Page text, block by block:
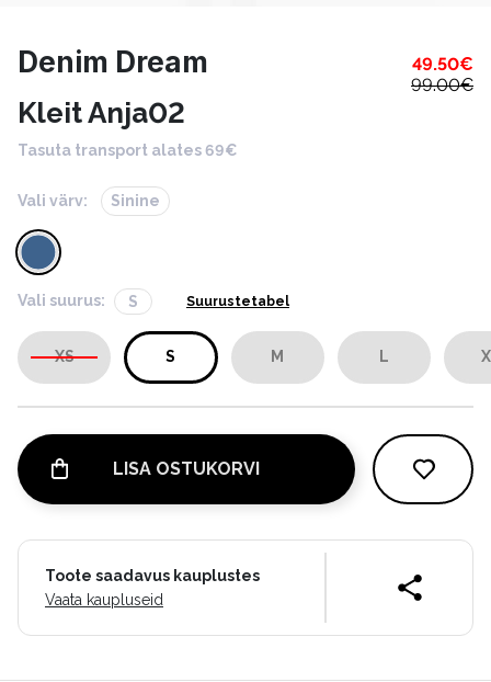
Denim Dream 49.50€
99.00€
Kleit Anja02
Tasuta transport alates 69€
Vali värv: Sinine
Vali suurus: S Suurustetabel
XS S M L
LISA OSTUKORVI
Toote saadavus kauplustes
Vaata kaupluseid